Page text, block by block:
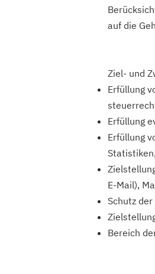
auf die
Ziel- und
Erfüllung
Erfüllung
Erfüllung
E-Mail),
Schutz
Bereich